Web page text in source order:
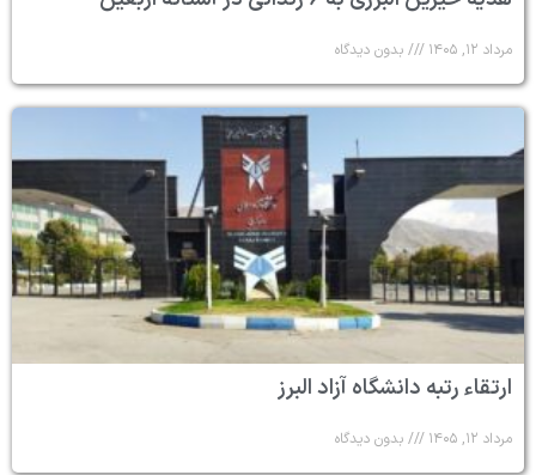
مرداد ۱۲, ۱۴۰۵ بدون دیدگاه
ارتقاء رتبه دانشگاه آزاد البرز
مرداد ۱۲, ۱۴۰۵ بدون دیدگاه